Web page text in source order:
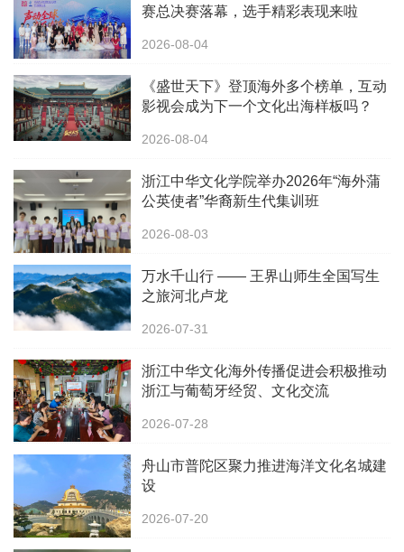
赛总决赛落幕，选手精彩表现来啦
2026-08-04
《盛世天下》登顶海外多个榜单，互动
影视会成为下一个文化出海样板吗？
2026-08-04
浙江中华文化学院举办2026年“海外蒲
公英使者”华裔新生代集训班
2026-08-03
万水千山行 —— 王界山师生全国写生
之旅河北卢龙
2026-07-31
浙江中华文化海外传播促进会积极推动
浙江与葡萄牙经贸、文化交流
2026-07-28
舟山市普陀区聚力推进海洋文化名城建
设
2026-07-20